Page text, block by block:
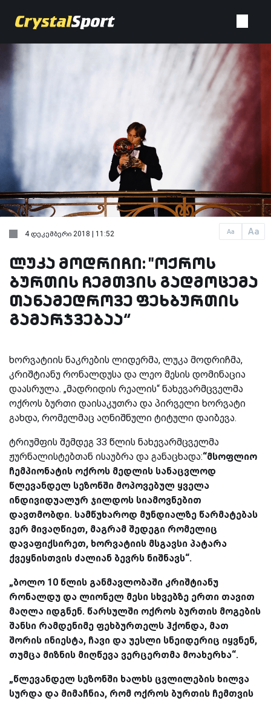
Aa Aa
4 დეკემბერი 2018 | 11:52
ლუკა მოდრიჩი: "ოქროს
ბურთის ჩემთვის გადმოცემა
თანამედროვე ფეხბურთის
გამარჯვებაა“
ხორვატიის ნაკრების ლიდერმა, ლუკა მოდრიჩმა,
კრიშტიანუ რონალდუსა და ლეო მესის დომინაცია
დაასრულა. „მადრიდის რეალის“ ნახევარმცველმა
ოქროს ბურთი დაისაკუთრა და პირველი ხორვატი
გახდა, რომელმაც აღნიშნული ტიტული დაიბევა.
ტრიუმფის შემდეგ 33 წლის ნახევარმცველმა
ჟურნალისტებთან ისაუბრა და განაცხადა:“მსოფლიო
ჩემპიონატის ოქროს მედლის სანაცვლოდ
წლევანდელ სეზონში მოპოვებულ ყველა
ინდივიდუალურ ჯილდოს სიამოვნებით
დავთმობდი. სამწუხაროდ მუნდიალზე წარმატებას
ვერ მივაღწიეთ, მაგრამ შედეგი რომელიც
დავაფიქსირეთ, ხორვატიის მსგავსი პატარა
ქვეყნისთვის ძალიან ბევრს ნიშნავს“.
„ბოლო 10 წლის განმავლობაში კრიშტიანუ
რონალდუ და ლიონელ მესი სხვებზე ერთი თავით
მაღლა იდგნენ. წარსულში ოქროს ბურთის მოგების
შანსი რამდენიმე ფეხბურთელს ჰქონდა, მათ
შორის ინიესტა, ჩავი და უესლი სნეიდერიც იყვნენ,
თუმცა მიზნის მიღწევა ვერცერთმა მოახერხა“.
„წლევანდელ სეზონში ხალხს ცვლილების ხილვა
სურდა და მიმაჩნია, რომ ოქროს ბურთის ჩემთვის